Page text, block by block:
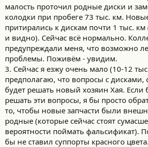
малость проточил родные диски и
колодки при пробеге 73 тыс. км.
притирались к дискам почти 1 тыс.
и видно). Сейчас всё нормально.
предупреждали меня, что возможно
проблемы. Поживём - увидим.
3. Сейчас я езжу очень мало (10-12
предполагаю, что вопросы с дисками,
будет решать новый хозяин Хая.
решать эти вопросы, я бы просто
то, чтобы новые запчасти были
родные (которые сейчас стоят
вероятности поймать фальсификат).
бы не ставил суппорты красного цвета.